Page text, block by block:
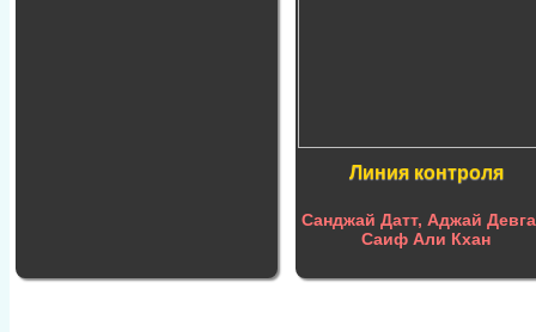
Линия контроля
Санджай Датт, Аджай
Саиф Али Кхан